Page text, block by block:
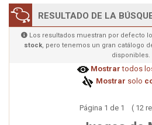
RESULTADO DE LA
Los resultados muestran por defecto
stock, pero tenemos un gran catálogo
disponibles.
Mostrar todos
Mostrar solo
Página 1 de 1 ( 12